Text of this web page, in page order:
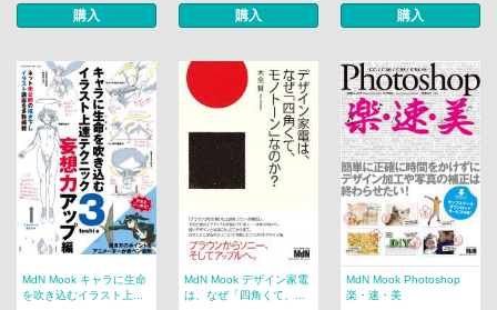
購入 購入 購入
MdN Mook キャラに生命
を吹き込むイラスト上...
MdN Mook デザイン家電
は、なぜ「四角くて、...
MdN Mook Photoshop
楽・速・美